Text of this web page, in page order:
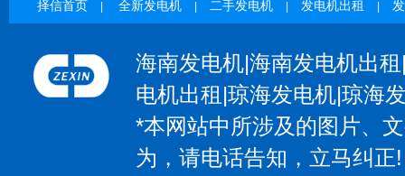
择信首页 全新发电机 二手发电机 发电机出租
海南发电机|海南发电机出
电机出租|琼海发电机|琼海
*本网站中所涉及的图片、
为，请电话告知，立马纠